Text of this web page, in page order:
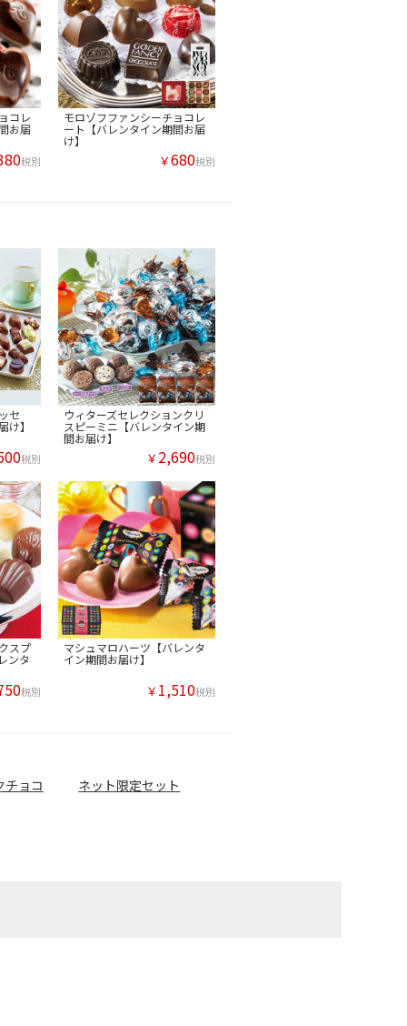
コレ
お届
税別
モロゾフファンシーチョコレ
ート【バレンタイン期間お届
け】
￥680税別
セ
け】
税別
ウィターズセレクションクリ
スピーミニ【バレンタイン期
間お届け】
￥ 2,690税別
スプ
ンタ
税別
マシュマロハーツ【バレンタ
イン期間お届け】
￥ 1,510税別
チョコ ネット限定セット